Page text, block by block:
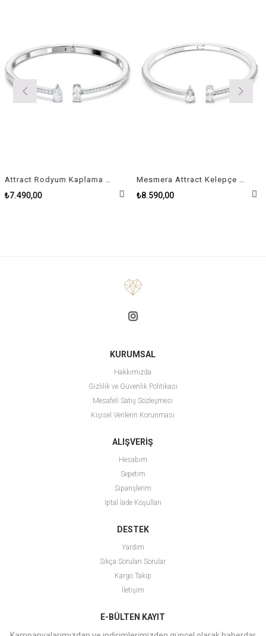
Attract Rodyum Kaplama Kadın Kelepçe Size M
₺7.490,00
Mesmera Attract Kelepçe Karışık kesimler, Beyaz, Rodyum kaplama Size L
₺8.590,00
KURUMSAL
Hakkımızda
Gizlilik ve Güvenlik Politikası
Mesafeli Satış Sözleşmesi
Kişisel Verilerin Korunması
ALIŞVERİŞ
Hesabım
Sepetim
Siparişlerim
İptal İade Koşulları
DESTEK
Yardım
Sıkça Sorulan Sorular
Kargo Takip
İletişim
E-BÜLTEN KAYIT